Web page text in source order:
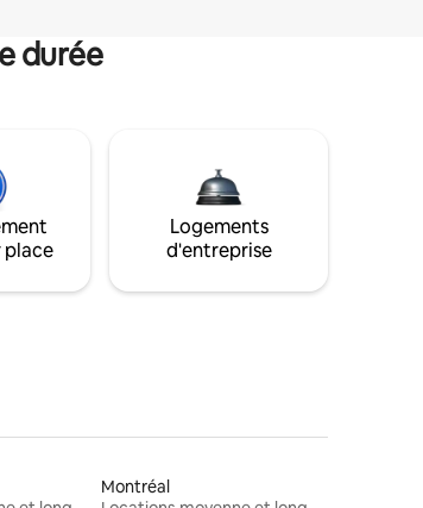
durée
Logements
d'entreprise
Montréal